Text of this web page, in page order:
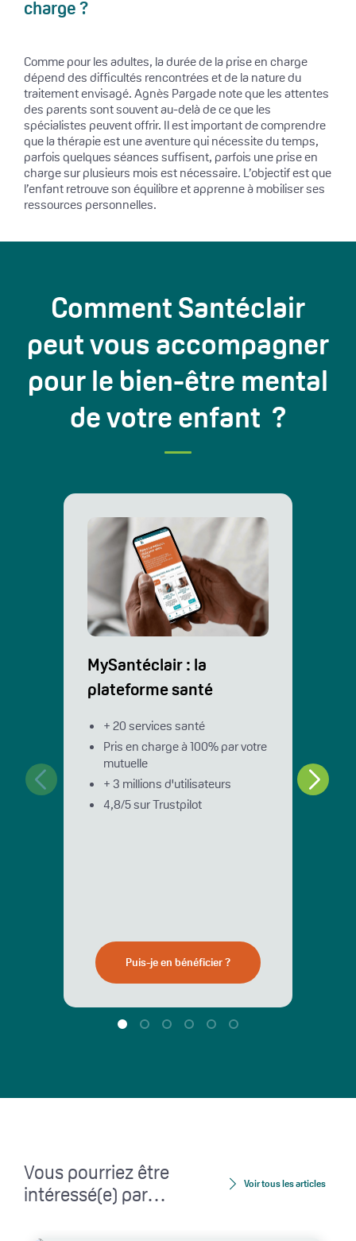
charge ?
Comme pour les adultes, la durée de la prise en charge
dépend des difficultés rencontrées et de la nature du
traitement envisagé. Agnès Pargade note que les attentes
des parents sont souvent au-delà de ce que les
spécialistes peuvent offrir. Il est important de comprendre
que la thérapie est une aventure qui nécessite du temps,
parfois quelques séances suffisent, parfois une prise en
charge sur plusieurs mois est nécessaire. L’objectif est que
l’enfant retrouve son équilibre et apprenne à mobiliser ses
ressources personnelles.
Comment Santéclair
peut vous accompagner
pour le bien-être mental
de votre enfant ?
MySantéclair : la
plateforme santé
+ 20 services santé
Pris en charge à 100% par votre
mutuelle
+ 3 millions d'utilisateurs
4,8/5 sur Trustpilot
Puis-je en bénéficier ?
Vous pourriez être
intéressé(e) par…
Voir tous les articles